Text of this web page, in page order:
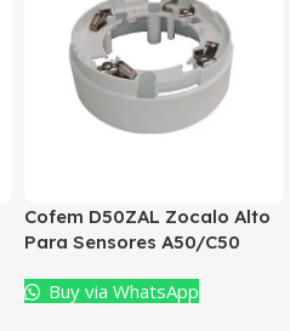
Cofem D50ZAL Zocalo Alto
Para Sensores A50/C50
Buy via WhatsApp